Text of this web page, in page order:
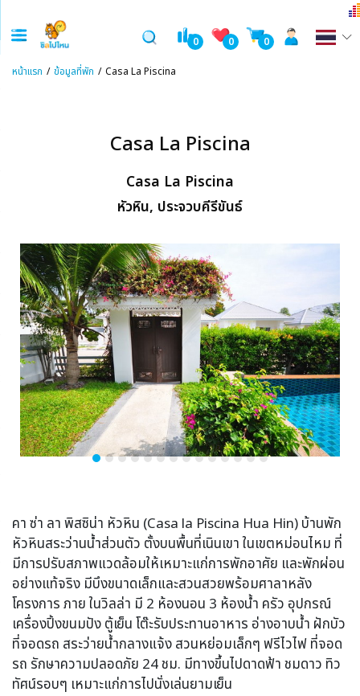
0 0 0
หน้าแรก ข้อมูลที่พัก Casa La Piscina
Casa La Piscina
Casa La Piscina
หัวหิน, ประจวบคีรีขันธ์
คา ซ่า ลา พิสซิน่า หัวหิน (Casa la Piscina Hua Hin) บ้านพัก
หัวหินสระว่านน้ำส่วนตัว ตั้งบนพื้นที่เนินเขา ในเขตหม่อนไหม ที่
มีการปรับสภาพแวดล้อมให้เหมาะแก่การพักอาศัย และพักผ่อน
อย่างแท้จริง มีบึงขนาดเล็กและสวนสวยพร้อมศาลาหลัง
โครงการ ภาย ในวิลล่า มี 2 ห้องนอน 3 ห้องน้ำ ครัว อุปกรณ์
เครื่องปิ้งขนมปัง ตู้เย็น โต๊ะรับประทานอาหาร อ่างอาบน้ำ ฝักบัว
ที่จอดรถ สระว่ายน้ำกลางแจ้ง สวนหย่อมเล็กๆ ฟรีไวไฟ ที่จอด
รถ รักษาความปลอดภัย 24 ชม. มีทางขึ้นไปดาดฟ้า ชมดาว ทิว
ทัศน์รอบๆ เหมาะแก่การไปนั่งเล่นยามเย็น